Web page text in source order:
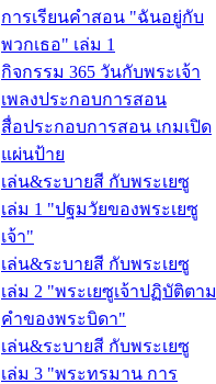
การเรียนคำสอน "ฉันอยู่กับ
พวกเธอ" เล่ม 1
กิจกรรม 365 วันกับพระเจ้า
เพลงประกอบการสอน
สื่อประกอบการสอน เกมเปิด
แผ่นป้าย
เล่น&ระบายสี กับพระเยซู
เล่ม 1 "ปฐมวัยของพระเยซู
เจ้า"
เล่น&ระบายสี กับพระเยซู
เล่ม 2 "พระเยซูเจ้าปฏิบัติตาม
คำของพระบิดา"
เล่น&ระบายสี กับพระเยซู
เล่ม 3 "พระทรมาน การ